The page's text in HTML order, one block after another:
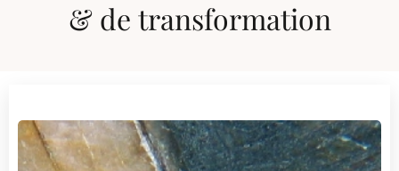
& de transformation